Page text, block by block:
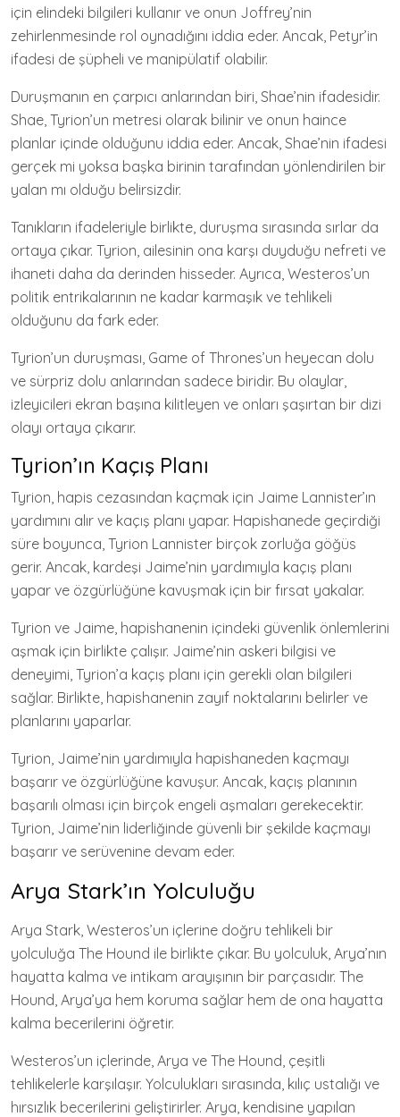
için elindeki bilgileri kullanır ve onun Joffrey’nin
zehirlenmesinde rol oynadığını iddia eder. Ancak, Petyr’in
ifadesi de şüpheli ve manipülatif olabilir.
Duruşmanın en çarpıcı anlarından biri, Shae’nin ifadesidir.
Shae, Tyrion’un metresi olarak bilinir ve onun haince
planlar içinde olduğunu iddia eder. Ancak, Shae’nin ifadesi
gerçek mi yoksa başka birinin tarafından yönlendirilen bir
yalan mı olduğu belirsizdir.
Tanıkların ifadeleriyle birlikte, duruşma sırasında sırlar da
ortaya çıkar. Tyrion, ailesinin ona karşı duyduğu nefreti ve
ihaneti daha da derinden hisseder. Ayrıca, Westeros’un
politik entrikalarının ne kadar karmaşık ve tehlikeli
olduğunu da fark eder.
Tyrion’un duruşması, Game of Thrones’un heyecan dolu
ve sürpriz dolu anlarından sadece biridir. Bu olaylar,
izleyicileri ekran başına kilitleyen ve onları şaşırtan bir dizi
olayı ortaya çıkarır.
Tyrion’ın Kaçış Planı
Tyrion, hapis cezasından kaçmak için Jaime Lannister’ın
yardımını alır ve kaçış planı yapar. Hapishanede geçirdiği
süre boyunca, Tyrion Lannister birçok zorluğa göğüs
gerir. Ancak, kardeşi Jaime’nin yardımıyla kaçış planı
yapar ve özgürlüğüne kavuşmak için bir fırsat yakalar.
Tyrion ve Jaime, hapishanenin içindeki güvenlik önlemlerini
aşmak için birlikte çalışır. Jaime’nin askeri bilgisi ve
deneyimi, Tyrion’a kaçış planı için gerekli olan bilgileri
sağlar. Birlikte, hapishanenin zayıf noktalarını belirler ve
planlarını yaparlar.
Tyrion, Jaime’nin yardımıyla hapishaneden kaçmayı
başarır ve özgürlüğüne kavuşur. Ancak, kaçış planının
başarılı olması için birçok engeli aşmaları gerekecektir.
Tyrion, Jaime’nin liderliğinde güvenli bir şekilde kaçmayı
başarır ve serüvenine devam eder.
Arya Stark’ın Yolculuğu
Arya Stark, Westeros’un içlerine doğru tehlikeli bir
yolculuğa The Hound ile birlikte çıkar. Bu yolculuk, Arya’nın
hayatta kalma ve intikam arayışının bir parçasıdır. The
Hound, Arya’ya hem koruma sağlar hem de ona hayatta
kalma becerilerini öğretir.
Westeros’un içlerinde, Arya ve The Hound, çeşitli
tehlikelerle karşılaşır. Yolculukları sırasında, kılıç ustalığı ve
hırsızlık becerilerini geliştirirler. Arya, kendisine yapılan